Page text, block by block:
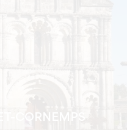
CORNEMPS